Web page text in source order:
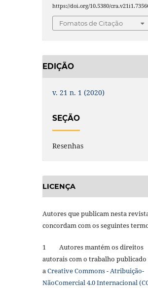
https://doi.org/10.5380/
Fomatos de Citação
EDIÇÃO
v. 21 n. 1 (2020)
SEÇÃO
Resenhas
LICENÇA
Autores que publicam nesta
concordam com os seguintes
1 Autores mantém os direitos
autorais com o trabalho publicado
a Creative Commons - Atribuição-
NãoComercial 4.0 Internacional